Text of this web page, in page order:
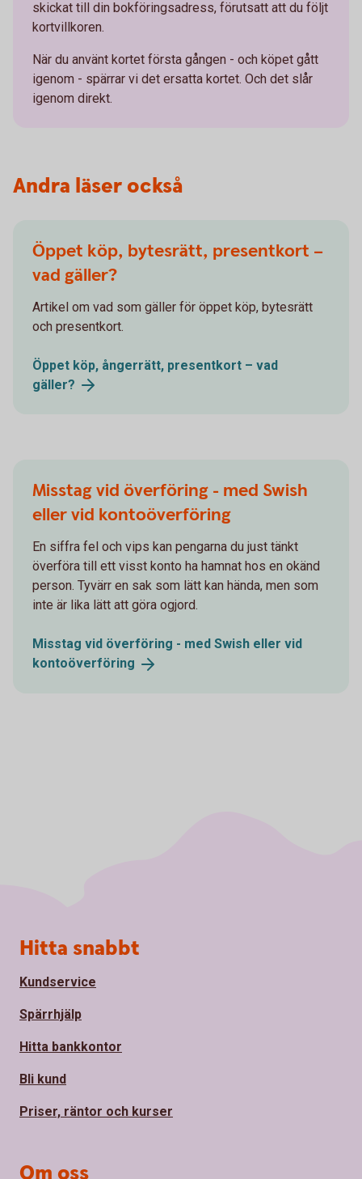
skickat till din bokföringsadress, förutsatt att du följt
kortvillkoren.
När du använt kortet första gången - och köpet gått
igenom - spärrar vi det ersatta kortet. Och det slår
igenom direkt.
Andra läser också
Öppet köp, bytesrätt, presentkort –
vad gäller?
Artikel om vad som gäller för öppet köp, bytesrätt
och presentkort.
Öppet köp, ångerrätt, presentkort – vad
gäller?
Misstag vid överföring - med Swish
eller vid kontoöverföring
En siffra fel och vips kan pengarna du just tänkt
överföra till ett visst konto ha hamnat hos en okänd
person. Tyvärr en sak som lätt kan hända, men som
inte är lika lätt att göra ogjord.
Misstag vid överföring - med Swish eller vid
kontoöverföring
Sidfot
Hitta snabbt
Kundservice
Spärrhjälp
Hitta bankkontor
Bli kund
Priser, räntor och kurser